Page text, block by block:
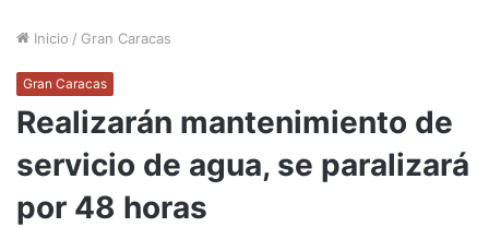
Inicio / Gran Caracas
Gran Caracas
Realizarán mantenimiento de
servicio de agua, se paralizará
por 48 horas